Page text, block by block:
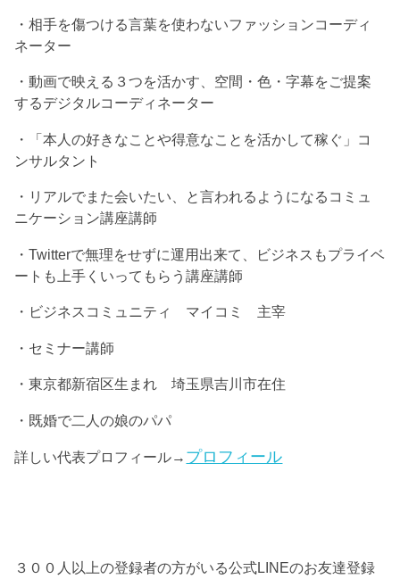
・相手を傷つける言葉を使わないファッションコーディ
ネーター
・動画で映える３つを活かす、空間・色・字幕をご提案
するデジタルコーディネーター
・「本人の好きなことや得意なことを活かして稼ぐ」コ
ンサルタント
・リアルでまた会いたい、と言われるようになるコミュ
ニケーション講座講師
・Twitterで無理をせずに運用出来て、ビジネスもプライベ
ートも上手くいってもらう講座講師
・ビジネスコミュニティ マイコミ 主宰
・セミナー講師
・東京都新宿区生まれ 埼玉県吉川市在住
・既婚で二人の娘のパパ
詳しい代表プロフィール→ プロフィール
３００人以上の登録者の方がいる公式LINEのお友達登録